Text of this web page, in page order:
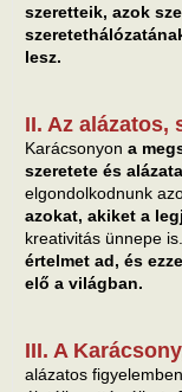
szeretteik, azok
lesz.
II. Az alázatos,
Karácsonyon a
szeretete és
elgondolkodnunk
azokat, akiket a
kreativitás ünnepe is.
értelmet ad, és
elő a világban.
III. A
alázatos